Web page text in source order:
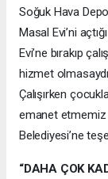
Soğuk Hava
Masal Evi’ni
Evi’ne bırakıp
hizmet
Çalışırken
emanet etmemiz
Belediyesi’ne
“DAHA ÇOK